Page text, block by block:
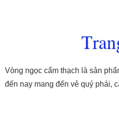
Vòng ngọc cẩm thạch là sản
đến nay mang đến vẻ quý phái,